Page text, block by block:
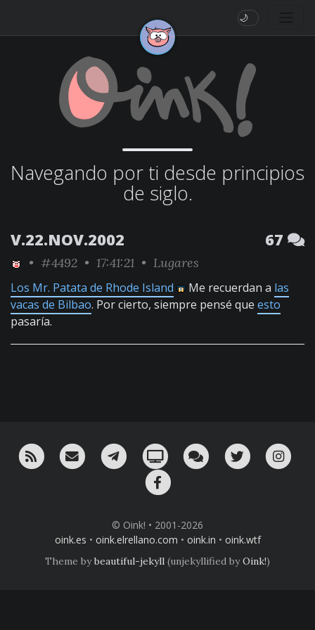
🌙
Navegando por ti desde principios
de siglo.
V.22.NOV.2002 67
• #4492 • 17:41:21 • Lugares
Los Mr. Patata de Rhode Island Me recuerdan a las
vacas de Bilbao. Por cierto, siempre pensé que esto
pasaría.
RSS ¡Mándame un email!¡Nuestro canal en Telegram!
Oink! TV Charla con nosotros
Twitter
© Oink! • 2001-2026
oink.es • oink.elrellano.com • oink.in • oink.wtf
Theme bybeautiful-jekyll (unjekyllified byOink!)